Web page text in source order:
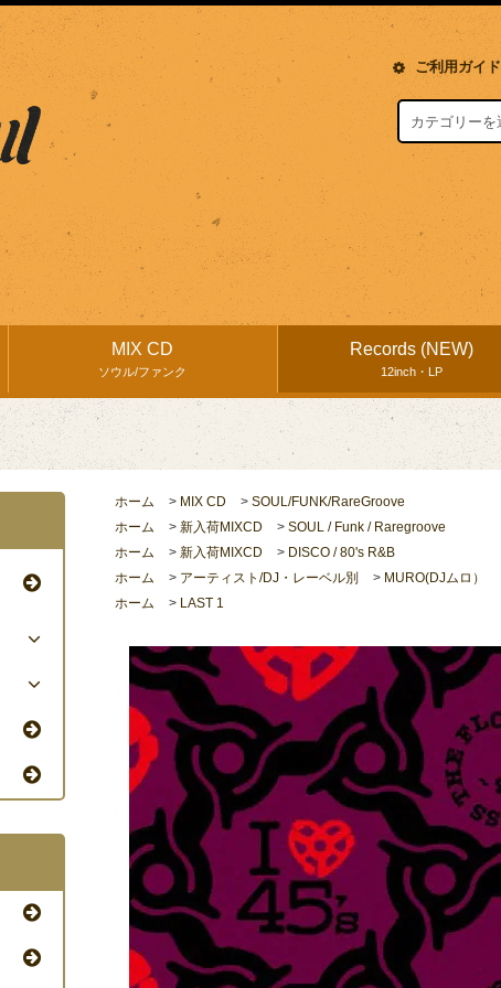
ご利用ガイド
MIX CD
ソウル/ファンク
Records (NEW)
12inch・LP
ホーム > MIX CD > SOUL/FUNK/RareGroove
ホーム
> 新入荷MIXCD > SOUL / Funk / Raregroove
ホーム
> 新入荷MIXCD > DISCO / 80's R&B
ホーム
> アーティスト/DJ・レーベル別 > MURO(DJムロ）
ホーム
> LAST 1